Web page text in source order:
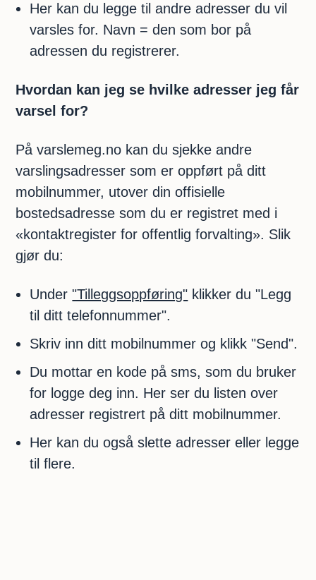
Her kan du legge til andre adresser du vil
varsles for. Navn = den som bor på
adressen du registrerer.
Hvordan kan jeg se hvilke adresser jeg får
varsel for?
På varslemeg.no kan du sjekke andre
varslingsadresser som er oppført på ditt
mobilnummer, utover din offisielle
bostedsadresse som du er registret med i
«kontaktregister for offentlig forvalting». Slik
gjør du:
Under"Tilleggsoppføring" klikker du "Legg
til ditt telefonnummer".
Skriv inn ditt mobilnummer og klikk "Send".
Du mottar en kode på sms, som du bruker
for logge deg inn. Her ser du listen over
adresser registrert på ditt mobilnummer.
Her kan du også slette adresser eller legge
til flere.